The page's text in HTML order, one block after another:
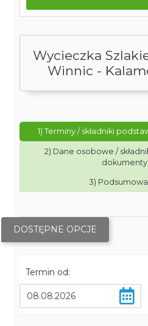
Wycieczka
Winnic -
1) Terminy / składniki
2) Dane osobowe /
dokumenty
3)
DOSTĘPNE OPCJE
Termin od: